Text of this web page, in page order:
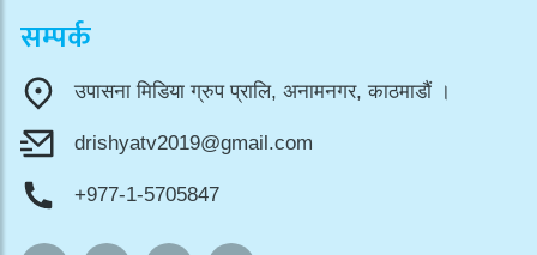
सम्पर्क
उपासना मिडिया ग्रुप प्रालि, अनामनगर, काठमाडौं ।
drishyatv2019@gmail.com
+977-1-5705847